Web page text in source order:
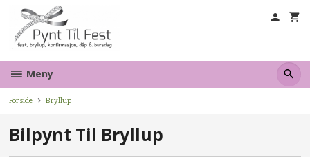
innholdet
Meny
Forside Bryllup
Bilpynt Til Bryllup